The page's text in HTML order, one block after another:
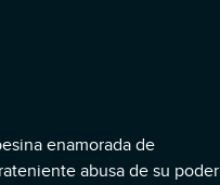
enamorada de
abusa de su poder